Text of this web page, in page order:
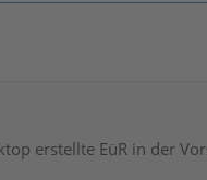
erstellte EüR in der